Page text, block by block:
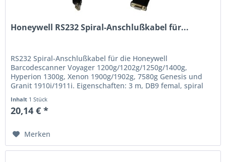
Honeywell RS232 Spiral-Anschlußkabel für...
RS232 Spiral-Anschlußkabel für die Honeywell
Barcodescanner Voyager 1200g/1202g/1250g/1400g,
Hyperion 1300g, Xenon 1900g/1902g, 7580g Genesis und
Granit 1910i/1911i. Eigenschaften: 3 m, DB9 femal, spiral
Inhalt 1 Stück
20,14 € *
Merken